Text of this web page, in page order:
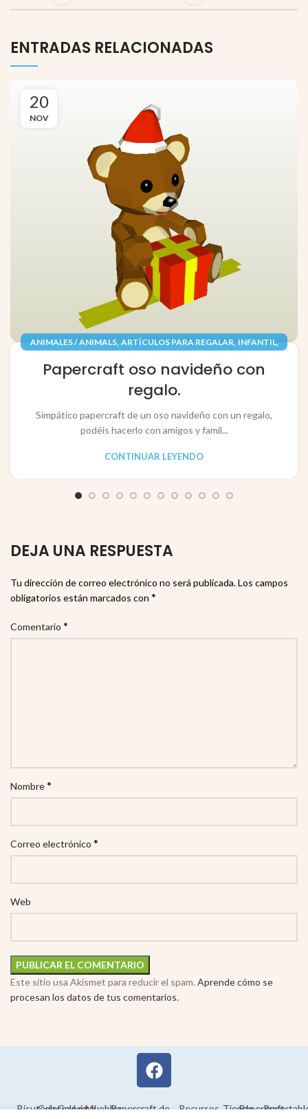
ENTRADAS RELACIONADAS
20
NOV
ANIMALES / ANIMALS, ARTÍCULOS PARA REGALAR, INFANTIL,
RECORTABLES PAPERCRAFT
Papercraft oso navideño con
regalo.
Simpático papercraft de un oso navideño con un regalo,
podéis hacerlo con amigos y famil...
CONTINUAR LEYENDO
DEJA UNA RESPUESTA
Tu dirección de correo electrónico no será publicada.Los campos
obligatorios están marcados con *
Comentario *
Nombre*
Correo electrónico *
Web
Este sitio usa Akismet para reducir el spam. Aprende cómo se
procesan los datos de tus comentarios.
BisuteríaColorear
Galería
LegalMueblesPapercraft de
Recursos TiendaPapercraft